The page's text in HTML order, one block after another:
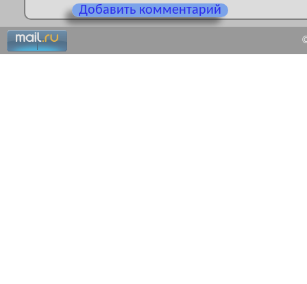
Добавить комментарий